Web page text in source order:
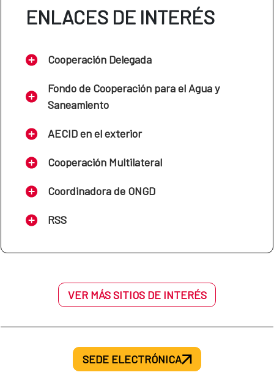
ENLACES DE INTERÉS
Cooperación Delegada
Fondo de Cooperación para el Agua y
Saneamiento
AECID en el exterior
Cooperación Multilateral
Coordinadora de ONGD
RSS
VER MÁS SITIOS DE INTERÉS
SEDE ELECTRÓNICA